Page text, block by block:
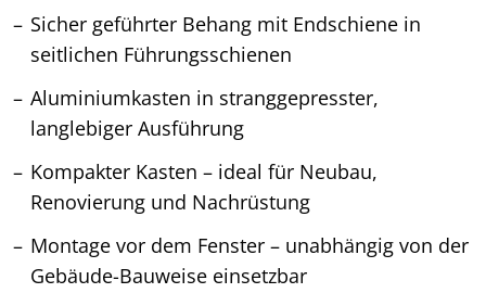
Sicher geführter Behang mit Endschiene in
seitlichen Führungsschienen
Aluminiumkasten in stranggepresster,
langlebiger Ausführung
Kompakter Kasten – ideal für Neubau,
Renovierung und Nachrüstung
Montage vor dem Fenster – unabhängig von der
Gebäude-Bauweise einsetzbar